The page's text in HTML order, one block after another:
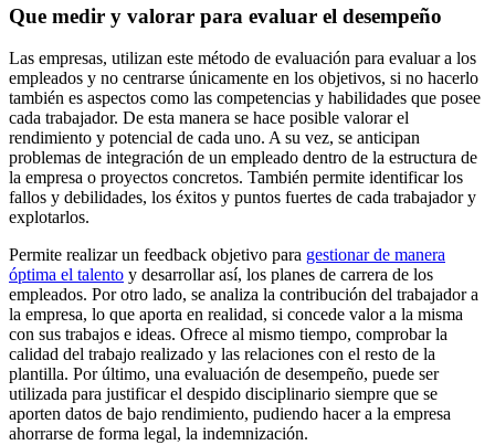
Que medir y valorar para evaluar el desempeño
Las empresas, utilizan este método de evaluación para evaluar a los
empleados y no centrarse únicamente en los objetivos, si no hacerlo
también es aspectos como las competencias y habilidades que posee
cada trabajador. De esta manera se hace posible valorar el
rendimiento y potencial de cada uno. A su vez, se anticipan
problemas de integración de un empleado dentro de la estructura de
la empresa o proyectos concretos. También permite identificar los
fallos y debilidades, los éxitos y puntos fuertes de cada trabajador y
explotarlos.
Permite realizar un feedback objetivo para gestionar de manera
óptima el talento y desarrollar así, los planes de carrera de los
empleados. Por otro lado, se analiza la contribución del trabajador a
la empresa, lo que aporta en realidad, si concede valor a la misma
con sus trabajos e ideas. Ofrece al mismo tiempo, comprobar la
calidad del trabajo realizado y las relaciones con el resto de la
plantilla. Por último, una evaluación de desempeño, puede ser
utilizada para justificar el despido disciplinario siempre que se
aporten datos de bajo rendimiento, pudiendo hacer a la empresa
ahorrarse de forma legal, la indemnización.